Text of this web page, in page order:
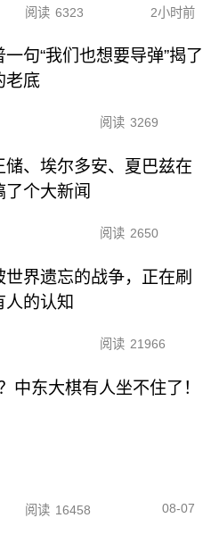
阅读 6323 2小时前
一句“我们也想要导弹”揭了
老底
阅读 3269
储、埃尔多安、夏巴兹在
了个大新闻
阅读 2650
世界遗忘的战争，正在刷
人的认知
阅读 21966
中东大棋有人坐不住了！
阅读 16458 08-07